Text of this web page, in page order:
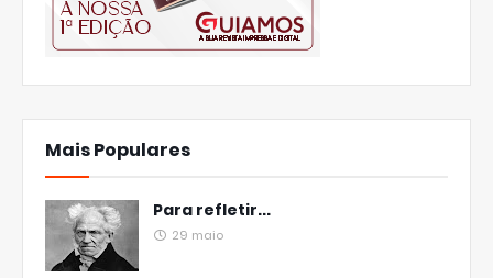
Mais Populares
Para refletir...
29 maio